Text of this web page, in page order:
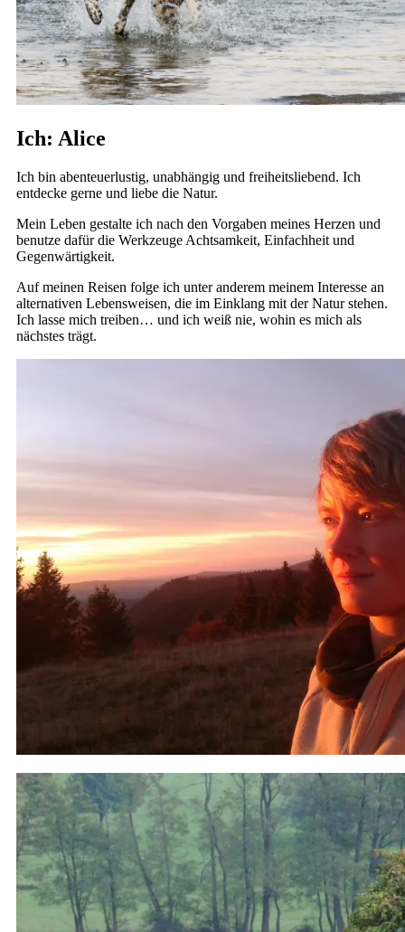
Ich: Alice
Ich bin abenteuerlustig, unabhängig und freiheitsliebend. Ich
entdecke gerne und liebe die Natur.
Mein Leben gestalte ich nach den Vorgaben meines Herzen und
benutze dafür die Werkzeuge Achtsamkeit, Einfachheit und
Gegenwärtigkeit.
Auf meinen Reisen folge ich unter anderem meinem Interesse an
alternativen Lebensweisen, die im Einklang mit der Natur stehen.
Ich lasse mich treiben… und ich weiß nie, wohin es mich als
nächstes trägt.